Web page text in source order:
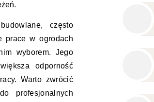
często
prace w ogrodach
wyborem. Jego
odporność
Warto zwrócić
profesjonalnych